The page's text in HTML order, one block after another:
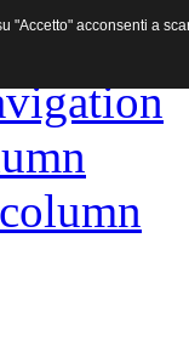
"Accetto" acconsenti a